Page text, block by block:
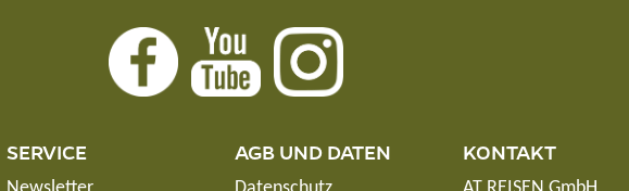
SERVICE AGB UND DATEN KONTAKT